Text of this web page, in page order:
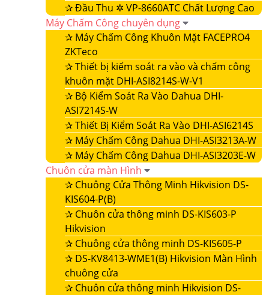
✰Đầu Thu ✲ VP-8660ATC Chất Lượng Cao
Máy Chấm Công chuyên dụng
✰ Máy Chấm Công Khuôn Mặt FACEPRO4
ZKTeco
✰Thiết bị kiểm soát ra vào và chấm công
khuôn mặt DHI-ASI8214S-W-V1
✰ Bộ Kiểm Soát Ra Vào Dahua DHI-
ASI7214S-W
✰Thiết Bị Kiểm Soát Ra Vào DHI-ASI6214S
✰ Máy Chấm Công Dahua DHI-ASI3213A-W
✰ Máy Chấm Công Dahua DHI-ASI3203E-W
Chuôn cửa màn Hình
✰ Chuông Cửa Thông Minh Hikvision DS-
KIS604-P(B)
✰ Chuôn cửa thông minh DS-KIS603-P
Hikvision
✰ Chuông cửa thông minh DS-KIS605-P
✰ DS-KV8413-WME1(B) Hikvision Màn Hình
chuông cửa
✰ Chuôn cửa thông minh Hikvision DS-